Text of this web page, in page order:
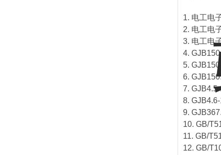
1. 电工电
2. 电工电
3. 电工电
4.
5.
6.
7.
8.
9.
10. GB/
11. GB/
12. GB/